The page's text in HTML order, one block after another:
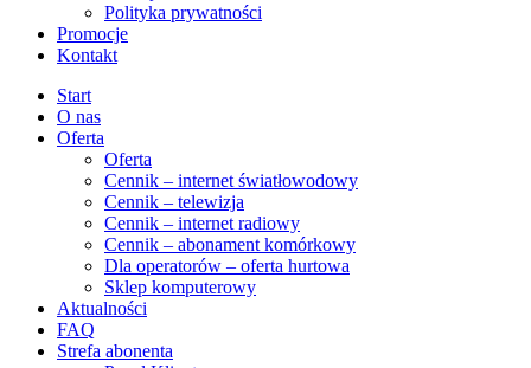
Polityka prywatności
Promocje
Kontakt
Start
O nas
Oferta
Oferta
Cennik – internet światłowodowy
Cennik – telewizja
Cennik – internet radiowy
Cennik – abonament komórkowy
Dla operatorów – oferta hurtowa
Sklep komputerowy
Aktualności
FAQ
Strefa abonenta